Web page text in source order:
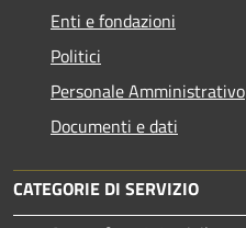
Enti e fondazioni
Politici
Personale Amministrativo
Documenti e dati
CATEGORIE DI SERVIZIO